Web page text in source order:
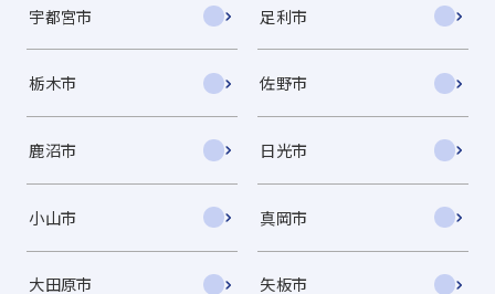
宇都宮市 足利市
栃木市 佐野市
鹿沼市 日光市
小山市 真岡市
大田原市 矢板市